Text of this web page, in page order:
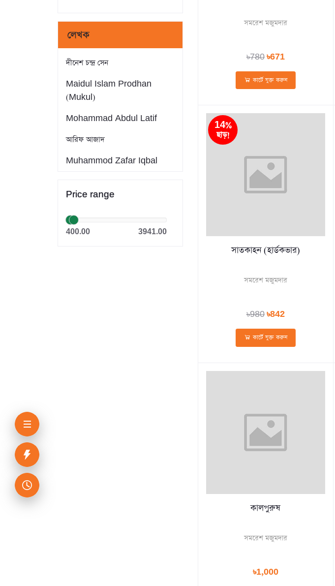
লেখক
দীনেশ চন্দ্র সেন
Maidul Islam Prodhan
(Mukul)
Mohammad Abdul Latif
আরিফ আজাদ
Muhammod Zafar Iqbal
Dr. Khandaker Abdullah
Jahangir
Price range
400.00 3941.00
সমরেশ মজুমদার
৳780৳671
কার্টে যুক্ত করুন
14%
ছাড়!
সাতকাহন (হার্ডকভার)
সমরেশ মজুমদার
৳980৳842
কার্টে যুক্ত করুন
কালপুরুষ
সমরেশ মজুমদার
৳1,000